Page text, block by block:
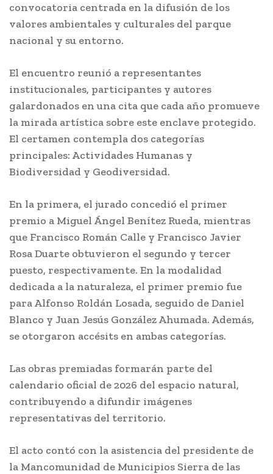
convocatoria centrada en la difusión de los
valores ambientales y culturales del parque
nacional y su entorno.
El encuentro reunió a representantes
institucionales, participantes y autores
galardonados en una cita que cada año promueve
la mirada artística sobre este enclave protegido.
El certamen contempla dos categorías
principales: Actividades Humanas y
Biodiversidad y Geodiversidad.
En la primera, el jurado concedió el primer
premio a Miguel Ángel Benítez Rueda, mientras
que Francisco Román Calle y Francisco Javier
Rosa Duarte obtuvieron el segundo y tercer
puesto, respectivamente. En la modalidad
dedicada a la naturaleza, el primer premio fue
para Alfonso Roldán Losada, seguido de Daniel
Blanco y Juan Jesús González Ahumada. Además,
se otorgaron accésits en ambas categorías.
Las obras premiadas formarán parte del
calendario oficial de 2026 del espacio natural,
contribuyendo a difundir imágenes
representativas del territorio.
El acto contó con la asistencia del presidente de
la Mancomunidad de Municipios Sierra de las